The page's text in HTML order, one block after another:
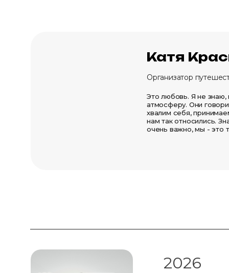
Это любовь. Я не знаю,
атмосферу. Они
хвалим себя,
нам так относились.
очень важно, мы - это
Катя
Организатор
2026